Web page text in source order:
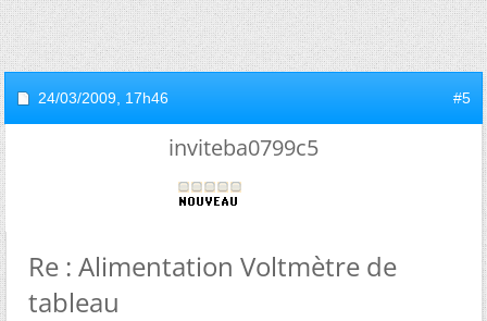
24/03/2009, 17h46 #5
inviteba0799c5
Re : Alimentation Voltmètre de
tableau